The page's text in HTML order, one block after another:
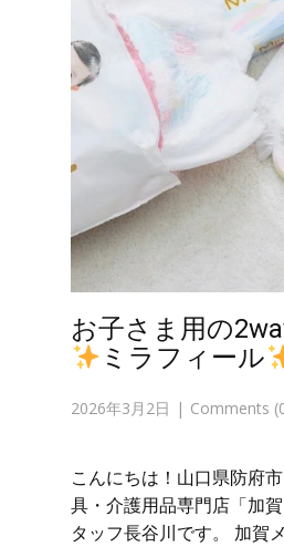
お子さま用の
ミラフィール
2026年3月2日 Comments
こんにちは！山口県防府
具・介護用品専門店「加
タッフ長谷川です。 加賀